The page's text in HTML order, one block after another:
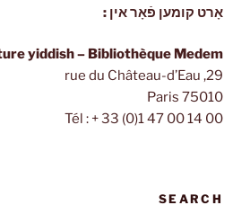
אָרט קומען פֿאָר אין :
yiddish – Bibliothèque Medem
29, rue du Château-d’Eau
75010 Paris
Tél : + 33 (0)1 47 00 14 00
SEARCH